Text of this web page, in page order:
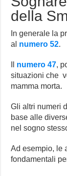
della
In generale la
al numero 52.
numero 47,
situazioni che
mamma morta.
Gli altri numeri
base alle
nel sogno
Ad esempio, le
fondamentali